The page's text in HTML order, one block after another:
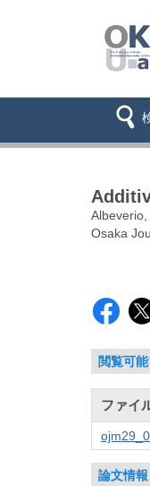
Osaka
閲覧可
ファイ
論文情報